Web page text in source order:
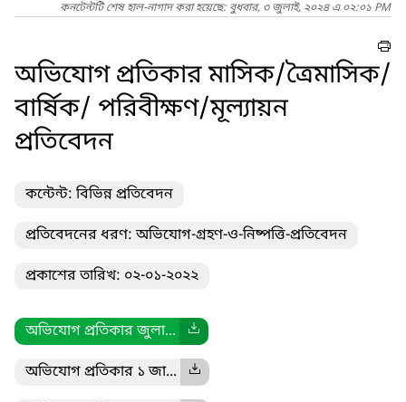
কনটেন্টটি শেষ হাল-নাগাদ করা হয়েছে: বুধবার, ৩ জুলাই, ২০২৪ এ ০২:০১ PM
অভিযোগ প্রতিকার মাসিক/ত্রৈমাসিক/
বার্ষিক/ পরিবীক্ষণ/মূল্যায়ন
প্রতিবেদন
কন্টেন্ট: বিভিন্ন প্রতিবেদন
প্রতিবেদনের ধরণ: অভিযোগ-গ্রহণ-ও-নিষ্পত্তি-প্রতিবেদন
প্রকাশের তারিখ: ০২-০১-২০২২
অভিযোগ প্রতিকার জুলা...
অভিযোগ প্রতিকার ১ জা...